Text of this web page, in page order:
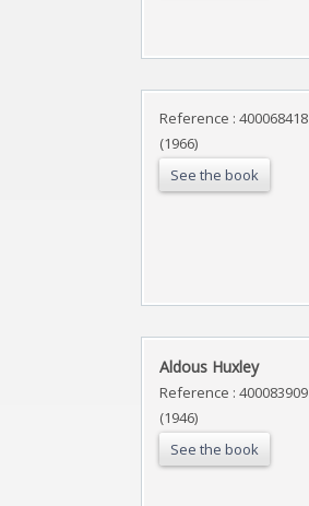
Reference : 400068418
(1966)
See the book
‎Aldous Huxley‎
Reference : 400083909
(1946)
See the book